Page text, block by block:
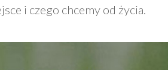
i czego chcemy od życia.